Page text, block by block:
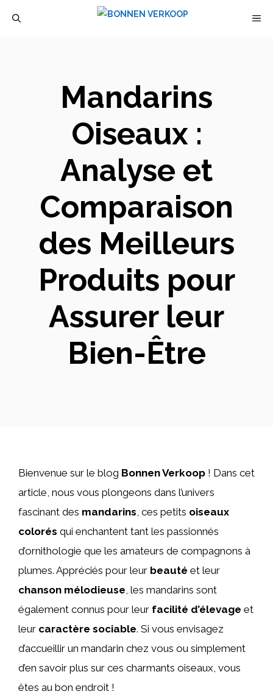
Mandarins
Oiseaux :
Analyse et
Comparaison
des Meilleurs
Produits pour
Assurer leur
Bien-Être
Bienvenue sur le blog Bonnen Verkoop ! Dans cet
article, nous vous plongeons dans l’univers
fascinant des mandarins, ces petits oiseaux
colorés qui enchantent tant les passionnés
d’ornithologie que les amateurs de compagnons à
plumes. Appréciés pour leur beauté et leur
chanson mélodieuse, les mandarins sont
également connus pour leur facilité d’élevage et
leur caractère sociable. Si vous envisagez
d’accueillir un mandarin chez vous ou simplement
d’en savoir plus sur ces charmants oiseaux, vous
êtes au bon endroit !